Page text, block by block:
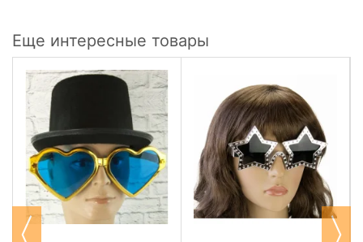
Еще интересные товары